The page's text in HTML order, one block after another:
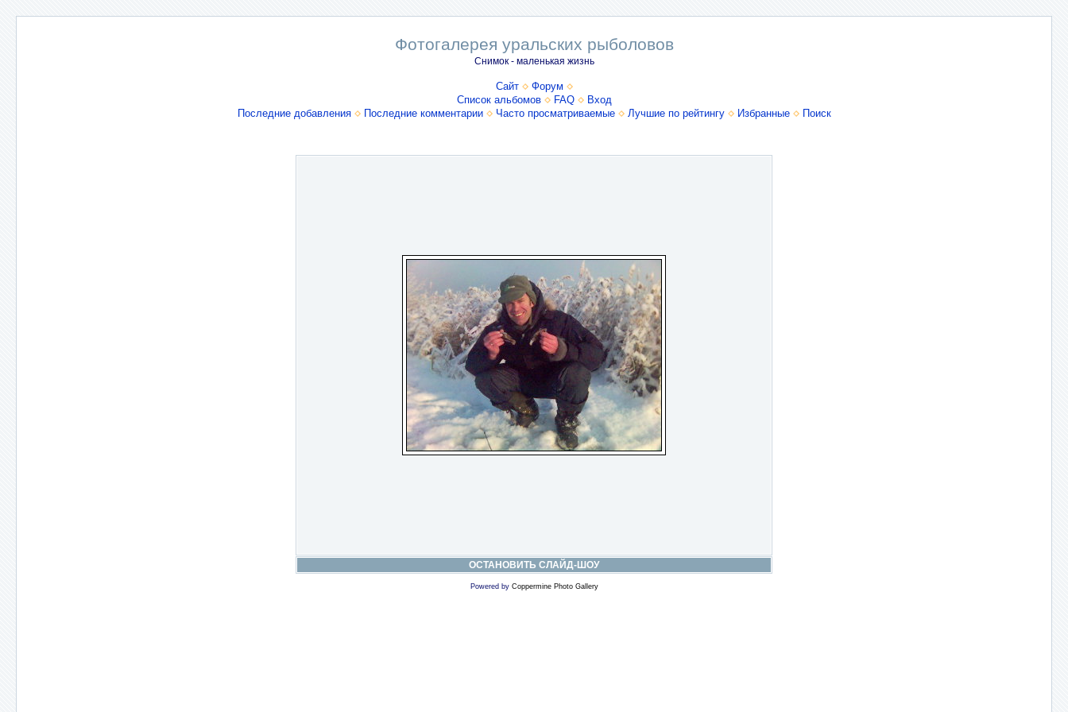
Фотогалерея уральских рыболовов
Снимок - маленькая жизнь
Сайт
Форум
Список альбомов
FAQ
Вход
Последние добавления
Последние комментарии Часто просматриваемые Лучшие по рейтингу Избранные Поиск
ОСТАНОВИТЬ СЛАЙД-ШОУ
Powered by Coppermine Photo Gallery